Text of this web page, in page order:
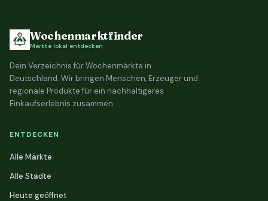
Wochenmarktfinder
Märkte lokal entdecken
Dein Verzeichnis für Wochenmärkte in
Deutschland. Wir bringen Menschen, Erzeuger und
regionale Produkte für ein nachhaltigeres
Einkaufserlebnis zusammen.
ENTDECKEN
Alle Märkte
Alle Städte
Heute geöffnet